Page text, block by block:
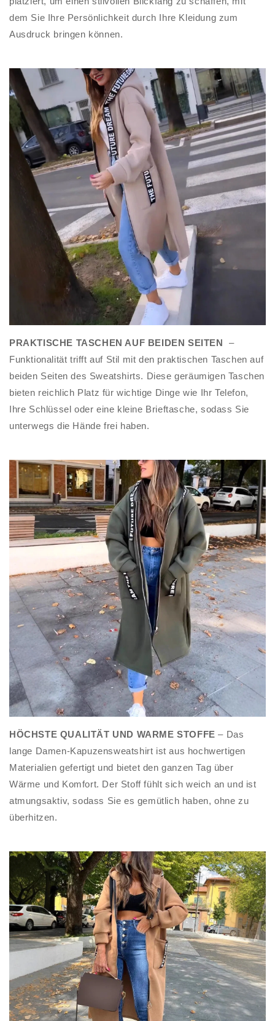
dem Sie Ihre Persönlichkeit durch Ihre Kleidung zum
Ausdruck bringen können.
PRAKTISCHE TASCHEN AUF BEIDEN SEITEN –
Funktionalität trifft auf Stil mit den praktischen Taschen auf
beiden Seiten des Sweatshirts. Diese geräumigen Taschen
bieten reichlich Platz für wichtige Dinge wie Ihr Telefon,
Ihre Schlüssel oder eine kleine Brieftasche, sodass Sie
unterwegs die Hände frei haben.
HÖCHSTE QUALITÄT UND WARME STOFFE – Das
lange Damen-Kapuzensweatshirt ist aus hochwertigen
Materialien gefertigt und bietet den ganzen Tag über
Wärme und Komfort. Der Stoff fühlt sich weich an und ist
atmungsaktiv, sodass Sie es gemütlich haben, ohne zu
überhitzen.